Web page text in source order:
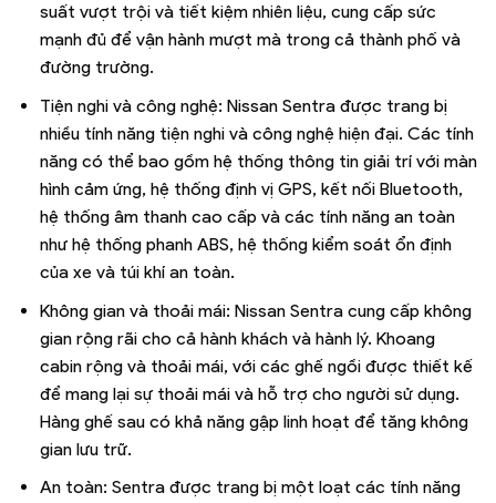
suất vượt trội và tiết kiệm nhiên liệu, cung cấp sức
mạnh đủ để vận hành mượt mà trong cả thành phố và
đường trường.
Tiện nghi và công nghệ: Nissan Sentra được trang bị
nhiều tính năng tiện nghi và công nghệ hiện đại. Các tính
năng có thể bao gồm hệ thống thông tin giải trí với màn
hình cảm ứng, hệ thống định vị GPS, kết nối Bluetooth,
hệ thống âm thanh cao cấp và các tính năng an toàn
như hệ thống phanh ABS, hệ thống kiểm soát ổn định
của xe và túi khí an toàn.
Không gian và thoải mái: Nissan Sentra cung cấp không
gian rộng rãi cho cả hành khách và hành lý. Khoang
cabin rộng và thoải mái, với các ghế ngồi được thiết kế
để mang lại sự thoải mái và hỗ trợ cho người sử dụng.
Hàng ghế sau có khả năng gập linh hoạt để tăng không
gian lưu trữ.
An toàn: Sentra được trang bị một loạt các tính năng